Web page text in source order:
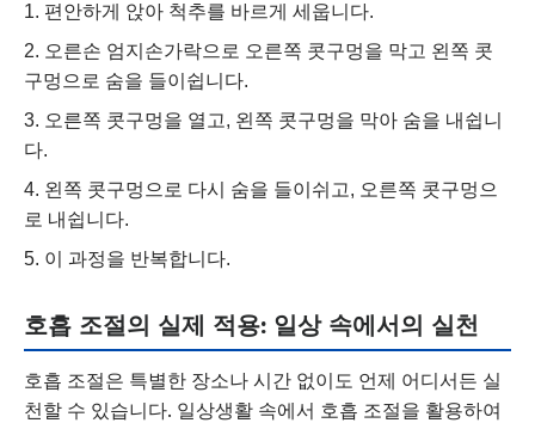
편안하게 앉아 척추를 바르게 세웁니다.
오른손 엄지손가락으로 오른쪽 콧구멍을 막고 왼쪽 콧
구멍으로 숨을 들이쉽니다.
오른쪽 콧구멍을 열고, 왼쪽 콧구멍을 막아 숨을 내쉽니
다.
왼쪽 콧구멍으로 다시 숨을 들이쉬고, 오른쪽 콧구멍으
로 내쉽니다.
이 과정을 반복합니다.
호흡 조절의 실제 적용: 일상 속에서의 실천
호흡 조절은 특별한 장소나 시간 없이도 언제 어디서든 실
천할 수 있습니다. 일상생활 속에서 호흡 조절을 활용하여